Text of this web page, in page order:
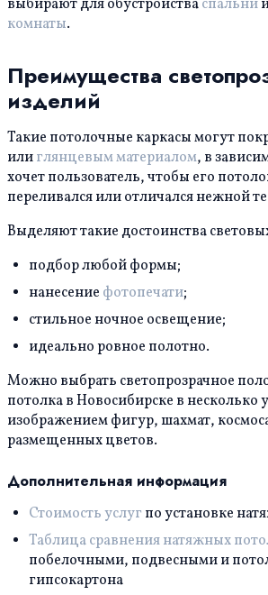
выбирают для обустройстваспальни
комнаты.
Преимущества
изделий
Такие потолочные каркасы могут
илиглянцевым материалом, в
хочет пользователь, чтобы его
переливался или отличался нежной
Выделяют такие достоинства
подбор любой формы;
нанесение фотопечати;
стильное ночное освещение;
идеально ровное полотно.
Можно выбрать светопрозрачное
потолка в Новосибирске в несколько
изображением фигур, шахмат,
размещенных цветов.
Дополнительная информация
Стоимость услуг по установке
Таблица сравнения натяжных
побелочными, подвесными и
гипсокартона